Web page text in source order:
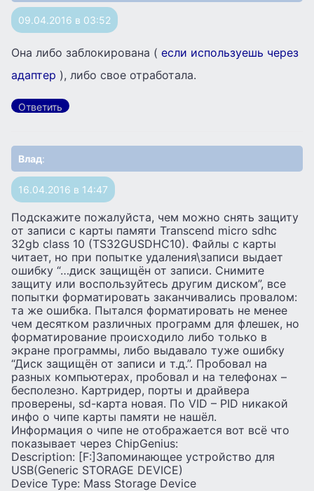
09.04.2016 в 03:52
Она либо заблокирована ( если используешь через
адаптер ), либо свое отработала.
Ответить
Влад:
16.04.2016 в 14:47
Подскажите пожалуйста, чем можно снять защиту
от записи с карты памяти Transcend micro sdhc
32gb class 10 (TS32GUSDHC10). Файлы с карты
читает, но при попытке удаления\записи выдает
ошибку “…диск защищён от записи. Снимите
защиту или воспользуйтесь другим диском”, все
попытки форматировать заканчивались провалом:
та же ошибка. Пытался форматировать не менее
чем десятком различных программ для флешек, но
форматирование происходило либо только в
экране программы, либо выдавало туже ошибку
“Диск защищён от записи и т.д.”. Пробовал на
разных компьютерах, пробовал и на телефонах –
бесполезно. Картридер, порты и драйвера
проверены, sd-карта новая. По VID – PID никакой
инфо о чипе карты памяти не нашёл.
Информация о чипе не отображается вот всё что
показывает через ChipGenius:
Description: [F:]Запоминающее устройство для
USB(Generic STORAGE DEVICE)
Device Type: Mass Storage Device